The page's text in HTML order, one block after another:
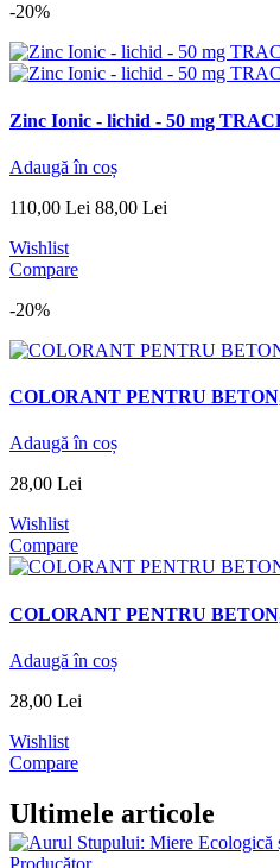
-20%
Zinc Ionic - lichid - 50 mg
Adaugă în coș
110,00 Lei 88,00 Lei
Wishlist
Compare
-20%
COLORANT PENTRU
Adaugă în coș
28,00 Lei
Wishlist
Compare
COLORANT PENTRU
Adaugă în coș
28,00 Lei
Wishlist
Compare
Ultimele articole